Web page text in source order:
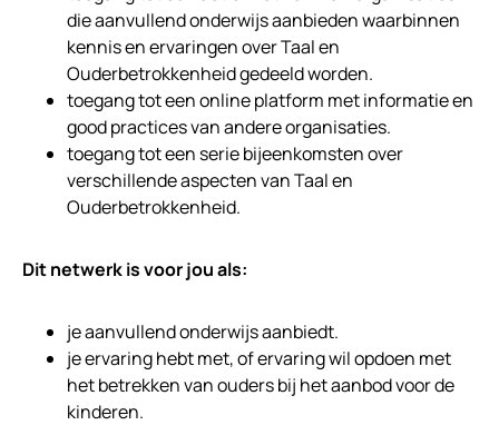
die aanvullend onderwijs aanbieden waarbinnen
kennis en ervaringen over Taal en
Ouderbetrokkenheid gedeeld worden.
toegang tot een online platform met informatie en
good practices van andere organisaties.
toegang tot een serie bijeenkomsten over
verschillende aspecten van Taal en
Ouderbetrokkenheid.
Dit netwerk is voor jou als:
je aanvullend onderwijs aanbiedt.
je ervaring hebt met, of ervaring wil opdoen met
het betrekken van ouders bij het aanbod voor de
kinderen.